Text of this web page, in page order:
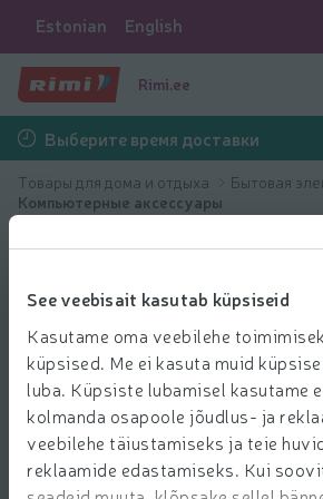
See veebisait kasutab küpsiseid
Kasutame oma veebilehe
küpsised. Me ei kasuta muid
luba. Küpsiste lubamisel kasutame
kolmanda osapoole jõudlus- ja
veebilehe täiustamiseks ja teie
reklaamide edastamiseks. Kui
Estonian English
Rimi.ee
Выберите время доставки
Товары для дома и отдыха
Бытовая
Компьютерные аксессуары